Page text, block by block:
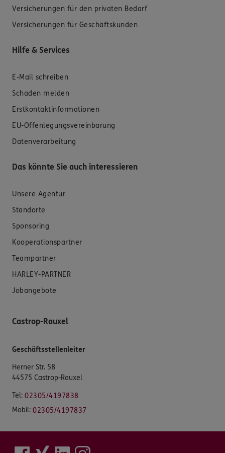
Versicherungen für den privaten Bedarf
Versicherungen für Geschäftskunden
Hilfe & Services
E-Mail schreiben
Schaden melden
Erstkontaktinformationen
EU-Offenlegungsvereinbarung
Datenverarbeitung
Das könnte Sie auch interessieren
Unsere Agentur
Standorte
Sponsoring
Kooperationspartner
Teampartner
HARLEY-PARTNER
Jobangebote
Castrop-Rauxel
Geschäftsstellenleiter
Herner Str. 58
44575 Castrop-Rauxel
Tel: 02305/4197838
Mobil: 02305/4197837